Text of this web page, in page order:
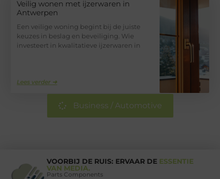
Veilig wonen met ijzerwaren in
Antwerpen
Een veilige woning begint bij de juiste
keuzes in beslag en beveiliging. Wie
investeert in kwalitatieve ijzerwaren in
Lees verder ➜
Business / Automotive
VOORBIJ DE RUIS: ERVAAR DE ESSENTIE
VAN MEDIA.
Parts Components